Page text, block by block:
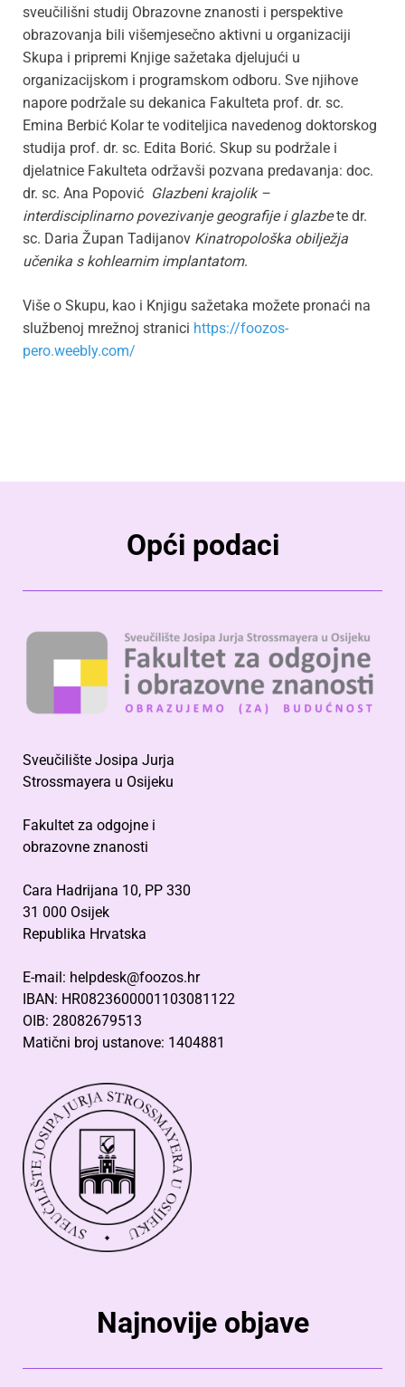
sveučilišni studij Obrazovne znanosti i perspektive
obrazovanja bili višemjesečno aktivni u organizaciji
Skupa i pripremi Knjige sažetaka djelujući u
organizacijskom i programskom odboru. Sve njihove
napore podržale su dekanica Fakulteta prof. dr. sc.
Emina Berbić Kolar te voditeljica navedenog doktorskog
studija prof. dr. sc. Edita Borić. Skup su podržale i
djelatnice Fakulteta održavši pozvana predavanja: doc.
dr. sc. Ana Popović Glazbeni krajolik –
interdisciplinarno povezivanje geografije i glazbete dr.
sc. Daria Župan Tadijanov Kinatropološka obilježja
učenika s kohlearnim implantatom.
Više o Skupu, kao i Knjigu sažetaka možete pronaći na
službenoj mrežnoj stranici https://foozos-
pero.weebly.com/
Opći podaci
Sveučilište Josipa Jurja
Strossmayera u Osijeku
Fakultet za odgojne i
obrazovne znanosti
Cara Hadrijana 10, PP 330
31 000 Osijek
Republika Hrvatska
E-mail: helpdesk@foozos.hr
IBAN: HR0823600001103081122
OIB: 28082679513
Matični broj ustanove: 1404881
Najnovije objave